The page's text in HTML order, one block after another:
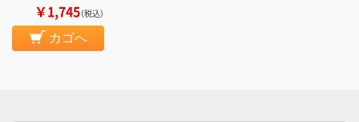
￥1,745（税込）
カゴへ